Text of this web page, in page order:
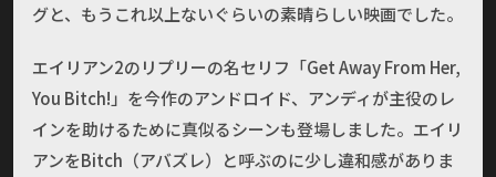
グと、もうこれ以上ないぐらいの素晴らしい映画でした。
エイリアン2のリプリーの名セリフ「Get Away From Her,
You Bitch!」を今作のアンドロイド、アンディが主役のレ
インを助けるために真似るシーンも登場しました。エイリ
アンをBitch（アバズレ）と呼ぶのに少し違和感がありま